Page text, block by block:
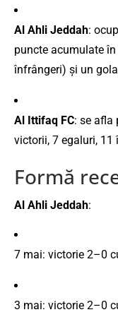
Al Ahli Jeddah:
puncte acumulateîn
înfrângeri) și un
Al Ittifaq FC: se afla
victorii, 7 egaluri, 11
Formă
Al Ahli Jeddah:
7 mai: victorie 2–0
3 mai: victorie 2–0